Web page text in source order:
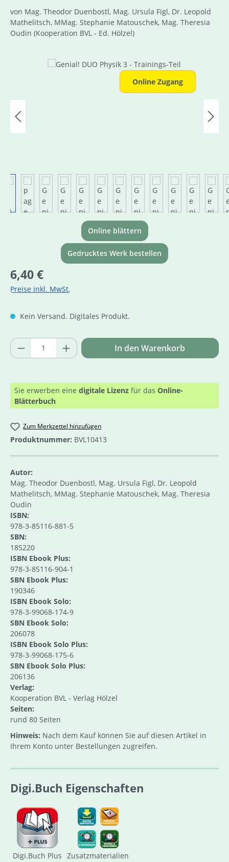
von Mag. Theodor Duenbostl, Mag. Ursula Figl, Dr. Leopold
Mathelitsch, MMag. Stephanie Matouschek, Mag. Theresia
Oudin (Kooperation BVL - Ed. Hölzel)
Bildergalerie überspringen
Online Zugang
Online blättern
Gedrucktes Werk bestellen
Regulärer Preis:
6,40 €
Preise inkl. MwSt.
Kein Versand. Digitales Produkt.
Produkt Anzahl: Gib den gewünschten
In den Warenkorb
Sie erwerben eine digitale Lizenz für das Online-
Blätterbuch
Zum Merkzettel hinzufügen
Produktnummer: BVL10413
Autor:
Mag. Theodor Duenbostl, Mag. Ursula Figl, Dr. Leopold
Mathelitsch, MMag. Stephanie Matouschek, Mag. Theresia
Oudin
ISBN:
978-3-85116-881-5
SBN:
185220
ISBN Ebook Plus:
978-3-85116-904-1
SBN Ebook Plus:
190346
ISBN Ebook Solo:
978-3-99068-174-9
SBN Ebook Solo:
206078
ISBN Ebook Solo Plus:
978-3-99068-175-6
SBN Ebook Solo Plus:
206136
Verlag:
Kooperation BVL - Verlag Hölzel
Seiten:
rund 80 Seiten
Hinweis: Nach dem Kauf können Sie auf diesen Artikel in
Ihrem Konto unter Bestellungen zugreifen.
Digi.Buch Eigenschaften
Digi.Buch Plus Zusatzmaterialien